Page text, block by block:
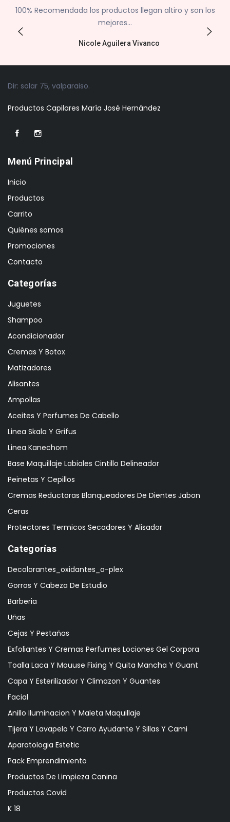
100% Recomendada los productos llegan altiro y son los
mejores...
Nicole Aguilera Vivanco
Dir: solar 75, valparaiso.
Productos Capilares María José Hernández
Menú Principal
Inicio
Productos
Carrito
Quiénes somos
Promociones
Contacto
Categorías
Juguetes
Shampoo
Acondicionador
Cremas Y Botox
Matizadores
Alisantes
Ampollas
Aceites Y Perfumes De Cabello
Linea Skala Y Grifus
Linea Kanechom
Base Maquillaje Labiales Cintillo Delineador
Peinetas Y Cepillos
Cremas Reductoras Blanqueadores De Dientes Jabon
Ceras
Protectores Termicos Secadores Y Alisador
Categorías
Decolorantes_oxidantes_o-plex
Gorros Y Cabeza De Estudio
Barberia
Uñas
Cejas Y Pestañas
Exfoliantes Y Cremas Perfumes Lociones Gel Corpora
Toalla Laca Y Mouuse Fixing Y Quita Mancha Y Guant
Capa Y Esterilizador Y Climazon Y Guantes
Facial
Anillo Iluminacion Y Maleta Maquillaje
Tijera Y Lavapelo Y Carro Ayudante Y Sillas Y Cami
Aparatologia Estetic
Pack Emprendimiento
Productos De Limpieza Canina
Productos Covid
K 18